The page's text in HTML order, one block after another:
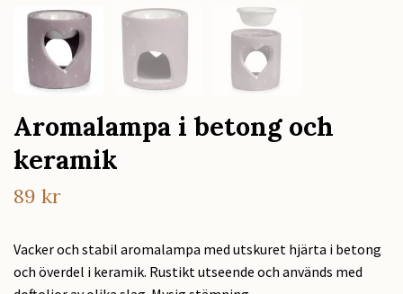
Aromalampa i betong och
keramik
89 kr
Vacker och stabil aromalampa med utskuret hjärta i betong
och överdel i keramik. Rustikt utseende och används med